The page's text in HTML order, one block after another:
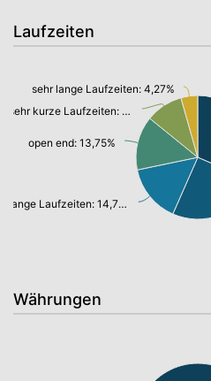
Laufzeiten
lange Laufzeiten: 14,75%
open end: 13,75%
sehr kurze Laufzeiten: 9,52%
sehr lange Laufzeiten: 4,27%
Währungen